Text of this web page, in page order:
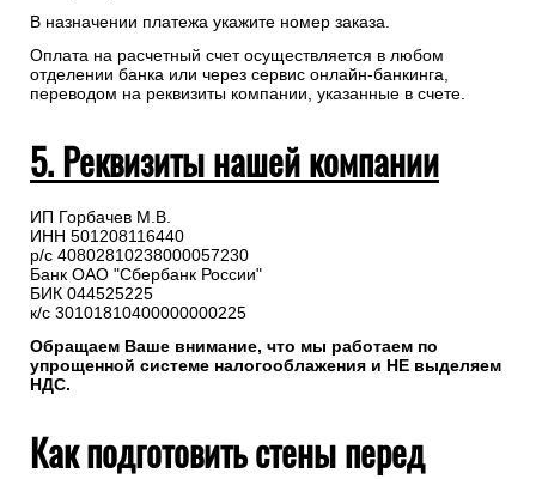
В назначении платежа укажите номер заказа.
Оплата на расчетный счет осуществляется в любом
отделении банка или через сервис онлайн-банкинга,
переводом на реквизиты компании, указанные в счете.
5. Реквизиты нашей компании
ИП Горбачев М.В.
ИНН 501208116440
р/с 40802810238000057230
Банк ОАО "Сбербанк России"
БИК 044525225
к/с 30101810400000000225
Обращаем Ваше внимание, что мы работаем по
упрощенной системе налогооблажения и НЕ выделяем
НДС.
Как подготовить стены перед